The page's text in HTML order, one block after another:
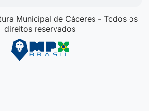
Municipal de Cáceres - Todos os
direitos reservados